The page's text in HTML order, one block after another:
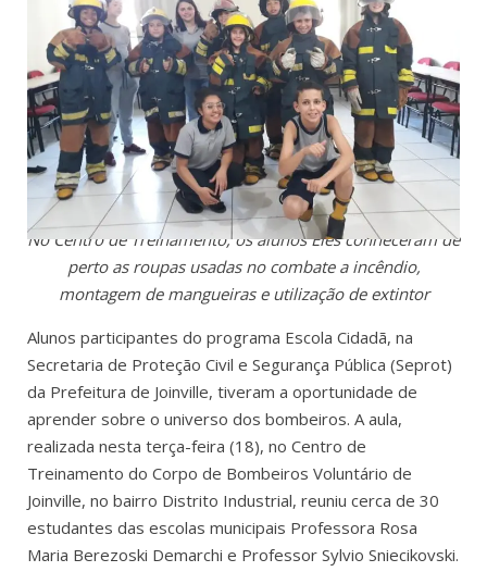
No Centro de Treinamento, os alunos Eles conheceram de
perto as roupas usadas no combate a incêndio,
montagem de mangueiras e utilização de extintor
Alunos participantes do programa Escola Cidadã, na
Secretaria de Proteção Civil e Segurança Pública (Seprot)
da Prefeitura de Joinville, tiveram a oportunidade de
aprender sobre o universo dos bombeiros. A aula,
realizada nesta terça-feira (18), no Centro de
Treinamento do Corpo de Bombeiros Voluntário de
Joinville, no bairro Distrito Industrial, reuniu cerca de 30
estudantes das escolas municipais Professora Rosa
Maria Berezoski Demarchi e Professor Sylvio Sniecikovski.